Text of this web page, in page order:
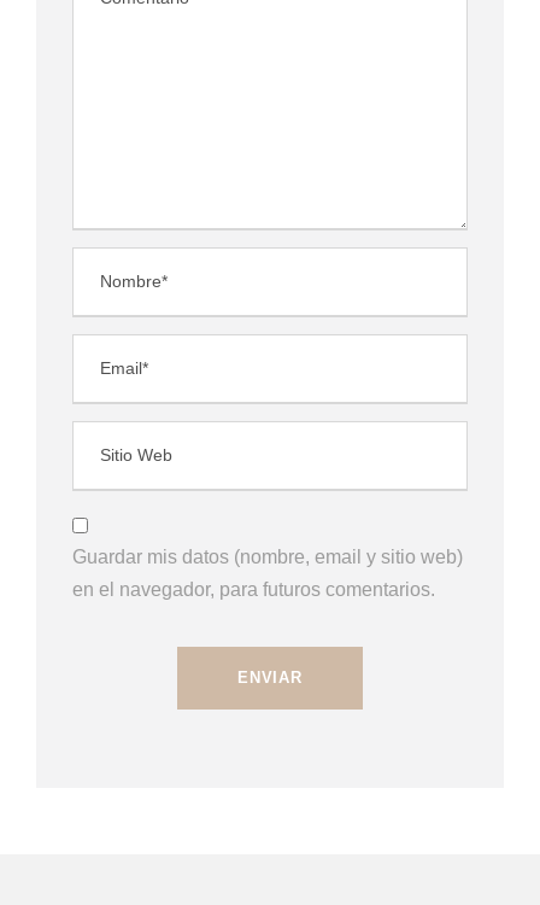
Guardar mis datos (nombre, email y sitio web)
en el navegador, para futuros comentarios.